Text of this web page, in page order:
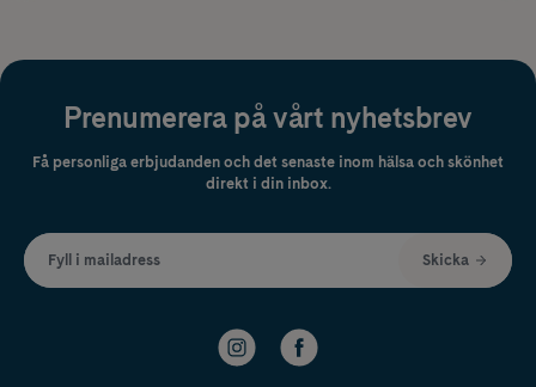
Prenumerera på vårt nyhetsbrev
Få personliga erbjudanden och det senaste inom hälsa och skönhet
direkt i din inbox.
Fyll i mailadress Skicka